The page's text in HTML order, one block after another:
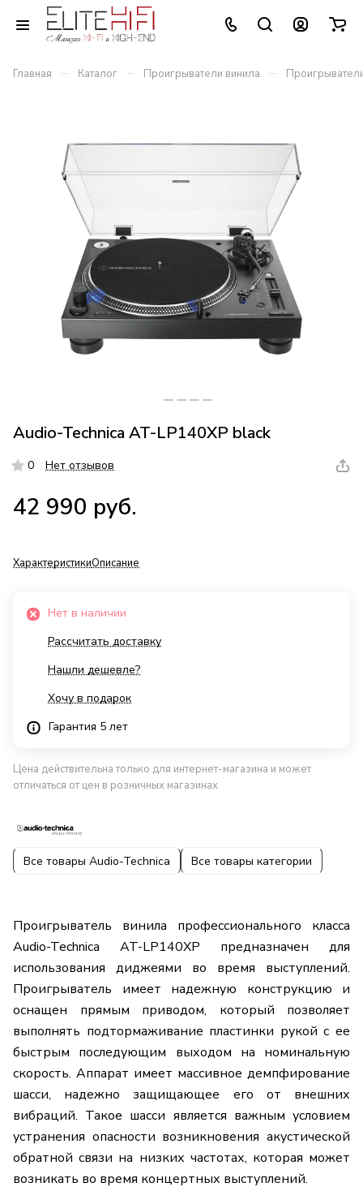
Главная – Каталог – Проигрыватели винила –
Audio-Technica AT-LP140XP black
0 Нет отзывов
42 990 руб.
ХарактеристикиОписание
Нет в наличии
Рассчитать доставку
Нашли дешевле?
Хочу в подарок
Гарантия 5 лет
Цена действительна только для интернет-магазина и может
отличаться от цен в розничных магазинах
Все товары Audio-Technica Все товары категории
Проигрыватель винила профессионального класса
Audio-Technica AT-LP140XP предназначен для
использования диджеями во время выступлений.
Проигрыватель имеет надежную конструкцию и
оснащен прямым приводом, который позволяет
выполнять подтормаживание пластинки рукой с ее
быстрым последующим выходом на номинальную
скорость. Аппарат имеет массивное демпфирование
шасси, надежно защищающее его от внешних
вибраций. Такое шасси является важным условием
устранения опасности возникновения акустической
обратной связи на низких частотах, которая может
возникать во время концертных выступлений.